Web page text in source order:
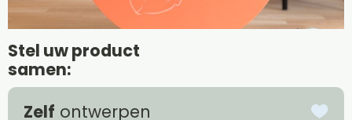
Stel uw product
samen:
Zelf ontwerpen